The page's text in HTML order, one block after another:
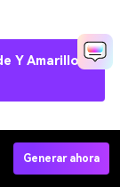
Y Amarillo
Generar ahora